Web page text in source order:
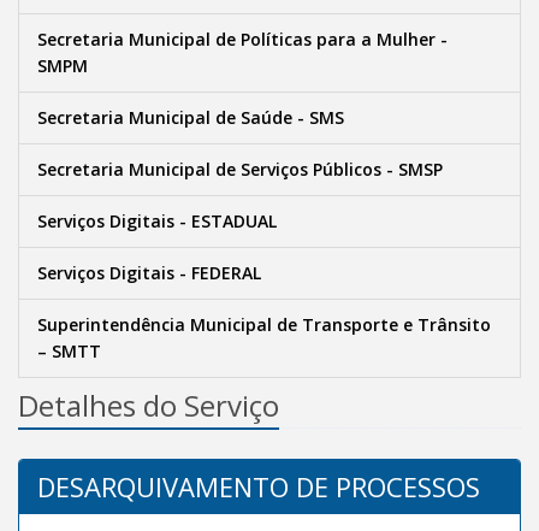
Secretaria Municipal de Políticas para a Mulher -
SMPM
Secretaria Municipal de Saúde - SMS
Secretaria Municipal de Serviços Públicos - SMSP
Serviços Digitais - ESTADUAL
Serviços Digitais - FEDERAL
Superintendência Municipal de Transporte e Trânsito
– SMTT
Detalhes do Serviço
DESARQUIVAMENTO DE PROCESSOS